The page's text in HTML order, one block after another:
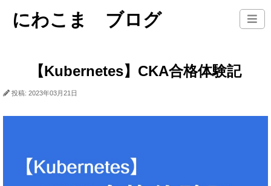
にわこま ブログ
【Kubernetes】CKA合格体験記
投稿: 2023年03月21日